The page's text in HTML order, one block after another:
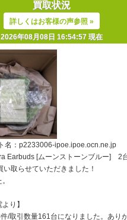
買取状況
詳しくはお客様の声参照 »
2026年08月08日 16:54:57 現在